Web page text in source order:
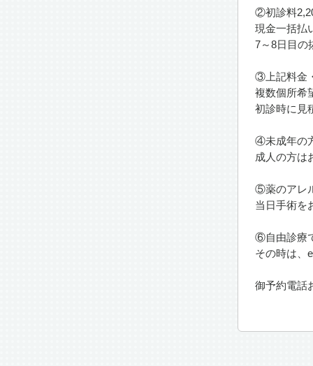
②初診料
現金一括払
7～8日目の
③上記料金
複数個所希
初診時に見
④未成年の
成人の方は
⑤薬のアレ
当日手術を
⑥自由診療
その時は、
御予約電話